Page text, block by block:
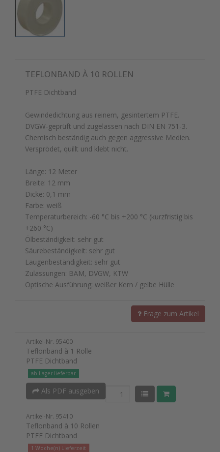
TEFLONBAND À 10 ROLLEN
PTFE Dichtband
Gewindedichtung aus reinem, gesintertem PTFE.
DVGW-geprüft und zugelassen nach DIN EN 751-3.
Chemisch beständig auch gegen aggressive Medien.
Versprödet, quillt und klebt nicht.
Länge: 12 Meter
Breite: 12 mm
Dicke: 0,1 mm
Farbe: weiß
Temperaturbereich: -60 °C bis +200 °C (kurzfristig bis
+260 °C)
Ölbeständigkeit: sehr gut
Säurebeständigkeit: sehr gut
Laugenbeständigkeit: sehr gut
Zulassungen: BAM, DVGW, KTW
Optische Ausführung: weißer Kern / gelbe Hülle
Frage zum Artikel
Artikel-Nr. 95400
Teflonband à 1 Rolle
PTFE Dichtband
ab Lager lieferbar
Als PDF ausgeben
Artikel-Nr. 95410
Teflonband à 10 Rollen
PTFE Dichtband
1 Woche(n) Lieferzeit